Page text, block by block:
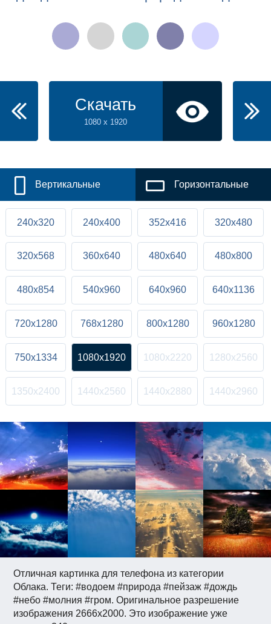
Отличная картинка для телефона из категории
Облака. Теги: #водоем #природа #пейзаж #дождь
#небо #молния #гром. Оригинальное разрешение
изображения 2666x2000. Это изображение уже
Скачать
1080 x 1920
Вертикальные Горизонтальные
240x320 240x400 352x416 320x480
320x568 360x640 480x640 480x800
480x854 540x960 640x960 640x1136
720x1280 768x1280 800x1280 960x1280
750x1334 1080x1920 1080x2220 1280x2560
1350x2400 1440x2560 1440x2880 1440x2960